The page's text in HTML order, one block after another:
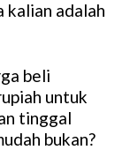
kalian adalah
beli
untuk
tinggal
bukan?